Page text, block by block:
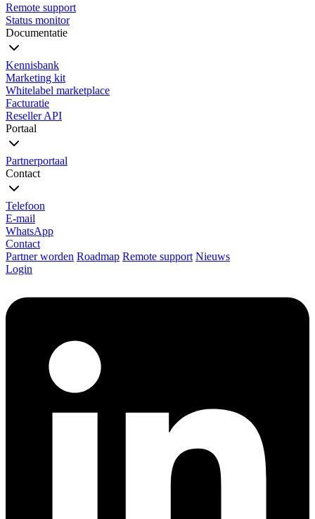
Remote support
Status monitor
Documentatie
Kennisbank
Marketing kit
Whitelabel marketplace
Facturatie
Reseller API
Portaal
Partnerportaal
Contact
Telefoon
E-mail
WhatsApp
Contact
Partner worden Roadmap Remote support Nieuws
Login